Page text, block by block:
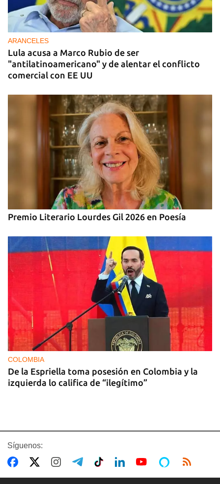
REPRESIÓN
Los creadores de El4tico cumplen seis meses
presos sin fecha de juicio
ARANCELES
Lula acusa a Marco Rubio de ser
"antilatinoamericano" y de alentar el conflicto
comercial con EE UU
Premio Literario Lourdes Gil 2026 en Poesía
COLOMBIA
De la Espriella toma posesión en Colombia y la
izquierda lo califica de “ilegítimo”
Síguenos: